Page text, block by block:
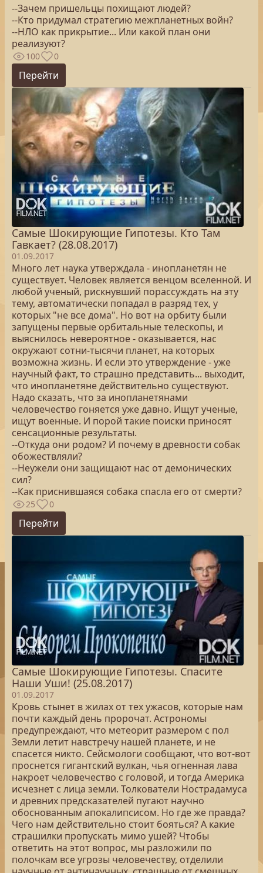
--Зачем пришельцы похищают людей?
--Кто придумал стратегию межпланетных войн?
--НЛО как прикрытие... Или какой план они
реализуют?
100 0
Перейти
Самые Шокирующие Гипотезы. Кто Там
Гавкает? (28.08.2017)
01.09.2017
Много лет наука утверждала - инопланетян не
существует. Человек является венцом вселенной. И
любой ученый, рискнувший порассуждать на эту
тему, автоматически попадал в разряд тех, у
которых "не все дома". Но вот на орбиту были
запущены первые орбитальные телескопы, и
выяснилось невероятное - оказывается, нас
окружают сотни-тысячи планет, на которых
возможна жизнь. И если это утверждение - уже
научный факт, то страшно представить... выходит,
что инопланетяне действительно существуют.
Надо сказать, что за инопланетянами
человечество гоняется уже давно. Ищут ученые,
ищут военные. И порой такие поиски приносят
сенсационные результаты.
--Откуда они родом? И почему в древности собак
обожествляли?
--Неужели они защищают нас от демонических
сил?
--Как приснившаяся собака спасла его от смерти?
25 0
Перейти
Самые Шокирующие Гипотезы. Спасите
Наши Уши! (25.08.2017)
01.09.2017
Кровь стынет в жилах от тех ужасов, которые нам
почти каждый день пророчат. Астрономы
предупреждают, что метеорит размером с пол
Земли летит навстречу нашей планете, и не
спасется никто. Сейсмологи сообщают, что вот-вот
проснется гигантский вулкан, чья огненная лава
накроет человечество с головой, и тогда Америка
исчезнет с лица земли. Толкователи Нострадамуса
и древних предсказателей пугают научно
обоснованным апокалипсисом. Но где же правда?
Чего нам действительно стоит бояться? А какие
страшилки пропускать мимо ушей? Чтобы
ответить на этот вопрос, мы разложили по
полочкам все угрозы человечеству, отделили